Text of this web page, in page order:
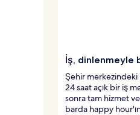
İş, dinlenmeyle
Şehir merkezindeki
24 saat açık bir iş
sonra tam hizmet
barda happy